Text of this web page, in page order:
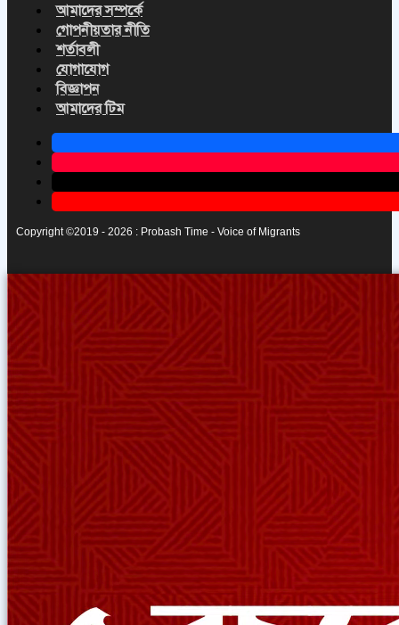
আমাদের সম্পর্কে
গোপনীয়তার নীতি
শর্তাবলী
যোগাযোগ
বিজ্ঞাপন
আমাদের টিম
Copyright ©2019 - 2026 : Probash Time - Voice of Migrants